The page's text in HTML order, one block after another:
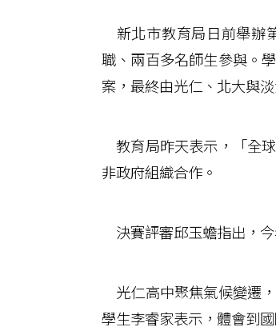
新北市教育局日前舉辦
職、兩百多名師生參與。
案，最終由光仁、北大與
教育局昨天表示，「全
非政府組織合作。
決賽評審邱玉蟾指出，
光仁高中聚焦氣候變遷
學生李睿家表示，體會到